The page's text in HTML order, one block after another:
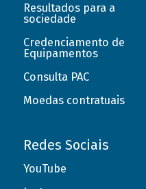
Resultados para a
sociedade
Credenciamento de
Equipamentos
Consulta PAC
Moedas contratuais
Redes Sociais
YouTube